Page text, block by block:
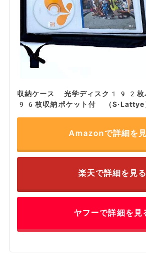
収納ケース 光学ディスク192枚
96枚収納ポケット付 （S·Lattye
Amazonで詳細を
楽天で詳細を見る
ヤフーで詳細を見